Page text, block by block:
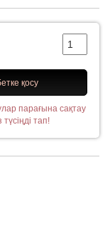
қосу
парағына сақтау
түсіңді тап!